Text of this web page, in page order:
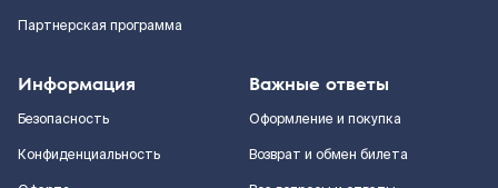
Партнерская программа
Информация
Безопасность
Конфиденциальность
Важные ответы
Оформление и покупка
Возврат и обмен билета